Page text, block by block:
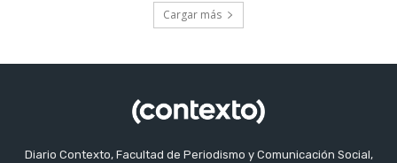
Cargar más
Diario Contexto, Facultad de Periodismo y Comunicación Social,